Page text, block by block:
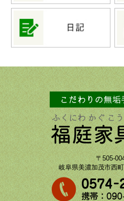
〒505-
岐阜県美濃加茂市西